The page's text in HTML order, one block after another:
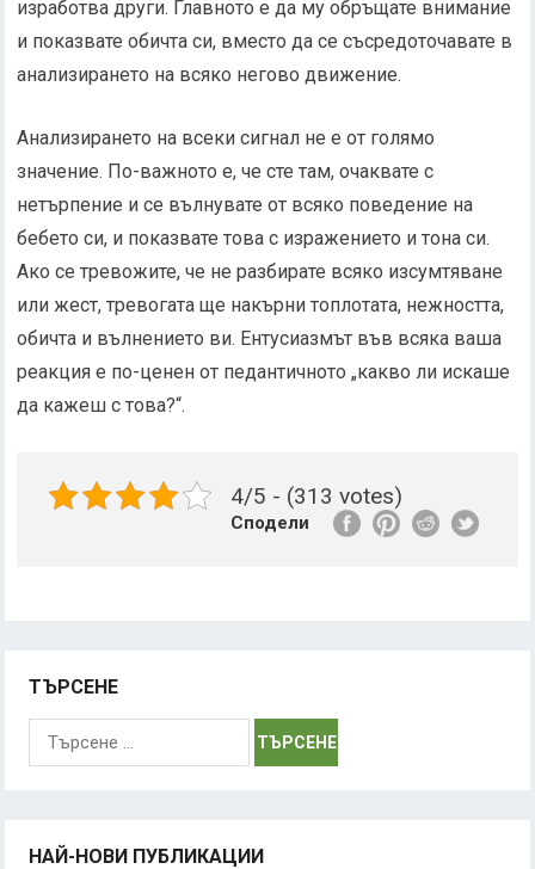
изработва други. Главното е да му обръщате внимание
и показвате обичта си, вместо да се съсредоточавате в
анализирането на всяко негово движение.
Анализирането на всеки сигнал не е от голямо
значение. По-важното е, че сте там, очаквате с
нетърпение и се вълнувате от всяко поведение на
бебето си, и показвате това с изражението и тона си.
Ако се тревожите, че не разбирате всяко изсумтяване
или жест, тревогата ще накърни топлотата, нежността,
обичта и вълнението ви. Ентусиазмът във всяка ваша
реакция е по-ценен от педантичното „какво ли искаше
да кажеш с това?“.
4/5 - (313 votes)
Сподели
ТЪРСЕНЕ
Търсене
НАЙ-НОВИ ПУБЛИКАЦИИ